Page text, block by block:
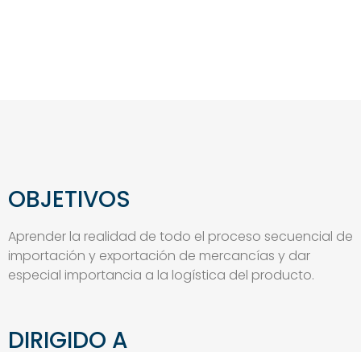
OBJETIVOS
Aprender la realidad de todo el proceso secuencial de
importación y exportación de mercancías y dar
especial importancia a la logística del producto.
DIRIGIDO A